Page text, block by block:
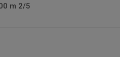
m 2/5